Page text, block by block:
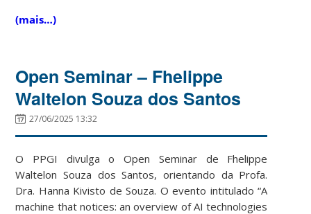
(mais…)
Open Seminar – Fhelippe
Waltelon Souza dos Santos
27/06/2025 13:32
O PPGI divulga o Open Seminar de Fhelippe
Waltelon Souza dos Santos, orientando da Profa.
Dra. Hanna Kivisto de Souza. O evento intitulado “A
machine that notices: an overview of AI technologies